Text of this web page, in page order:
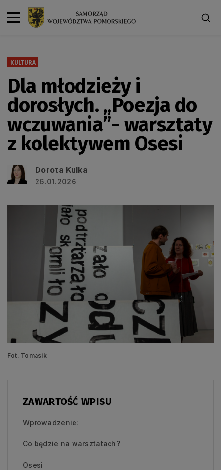
KULTURA
Dla młodzieży i
dorosłych. „Poezja do
wczuwania”- warsztaty
z kolektywem Osesi
Dorota Kulka
26.01.2026
Fot. Tomasik
ZAWARTOŚĆ WPISU
Wprowadzenie:
Co będzie na warsztatach?
Osesi